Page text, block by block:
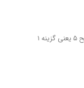
میانگین هارمونیک هست و پاسخ صحیح ۵ یعنی گزینه ١